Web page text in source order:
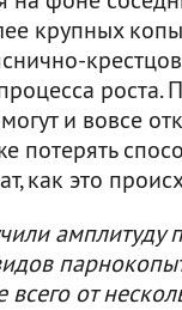
крупных
роста.
и вовсе
потерять
как это
амплитуду
от